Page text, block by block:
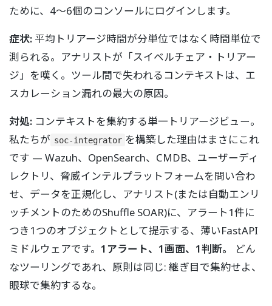
ために、4〜6個のコンソールにログインします。
症状: 平均トリアージ時間が分単位ではなく時間単位で
測られる。アナリストが「スイベルチェア・トリアー
ジ」を嘆く。ツール間で失われるコンテキストは、エ
スカレーション漏れの最大の原因。
対処: コンテキストを集約する単一トリアージビュー。
私たちが soc-integrator を構築した理由はまさにこれ
です — Wazuh、OpenSearch、CMDB、ユーザーディ
レクトリ、脅威インテルプラットフォームを問い合わ
せ、データを正規化し、アナリスト(または自動エンリ
ッチメントのためのShuffle SOAR)に、アラート1件に
つき1つのオブジェクトとして提示する、薄いFastAPI
ミドルウェアです。 1アラート、1画面、1判断。
どん
なツーリングであれ、原則は同じ: 継ぎ目で集約せよ、
眼球で集約するな。